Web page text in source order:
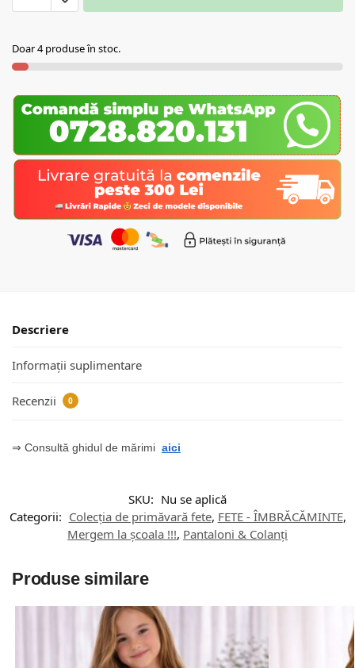
Doar 4 produse în stoc.
Descriere
Informații suplimentare
Recenzii 0
⇒ Consultă ghidul de mărimi aici
SKU: Nu se aplică
Categorii: Colecția de primăvară fete, FETE - ÎMBRĂCĂMINTE,
Mergem la școala !!!, Pantaloni & Colanți
Produse similare